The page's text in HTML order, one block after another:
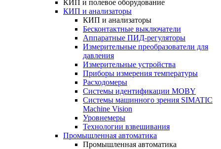
КИП и полевое оборудование
КИП и анализаторы
КИП и анализаторы
Бесконтактные выключатели
Аппаратные ПИД-регуляторы
Измерительные преобразователи для
давления
Измерительные устройства
Приборы измерения температуры
Расходомеры
Системы идентификации MOBY
Системы машинного зрения SIMATIC
Machine Vision
Уровнемеры
Технологии взвешивания
Промышленная автоматика
Промышленная автоматика